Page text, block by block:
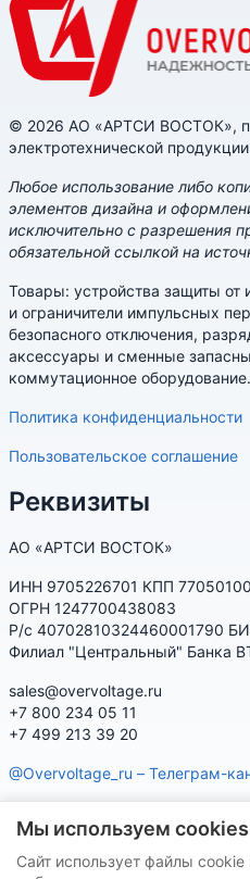
© 2026 АО «АРТСИ ВОСТОК»,
электротехнической
Любое использование либо
элементов дизайна и
исключительно с разрешения
обязательной ссылкой на
Товары: устройства защиты
и ограничители импульсных
безопасного отключения,
аксессуары и сменные
коммутационное оборудование.
Политика конфиденциальности
Пользовательское соглашение
Реквизиты
АО «АРТСИ ВОСТОК»
ИНН 9705226701 КПП
ОГРН 1247700438083
Р/с 40702810324460001790
Филиал "Центральный" Банка
sales@overvoltage.ru
+7 800 234 05 11
+7 499 213 39 20
@Overvoltage_ru – Телеграм-
характеристики, наличие,
Нашу продукцию Вы можете
Мы используем cookies
Сайт использует файлы